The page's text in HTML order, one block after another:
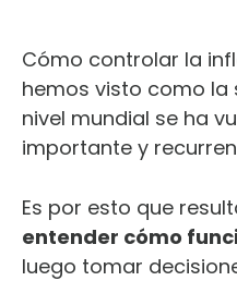
Cómo controlar la
hemos visto como la
nivel mundial se ha
importante y
Es por esto que
entender cómo
luego tomar